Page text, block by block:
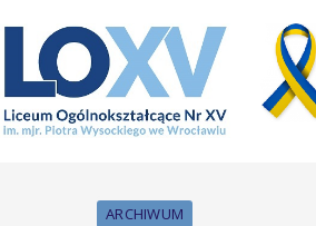
ARCHIWUM